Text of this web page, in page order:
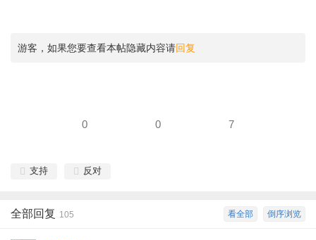
游客，如果您要查看本帖隐藏内容请回复
0 0 7
支持 反对
倒序浏览
看全部
全部回复 105